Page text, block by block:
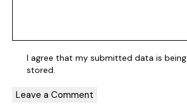
I agree that my submitted data is being
stored.